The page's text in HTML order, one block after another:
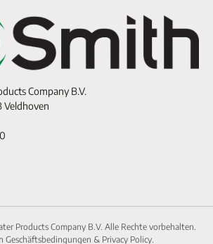
Company B.V.
Veldhoven
Products Company B.V. Alle Rechte vorbehalten.
Geschäftsbedingungen & Privacy Policy.